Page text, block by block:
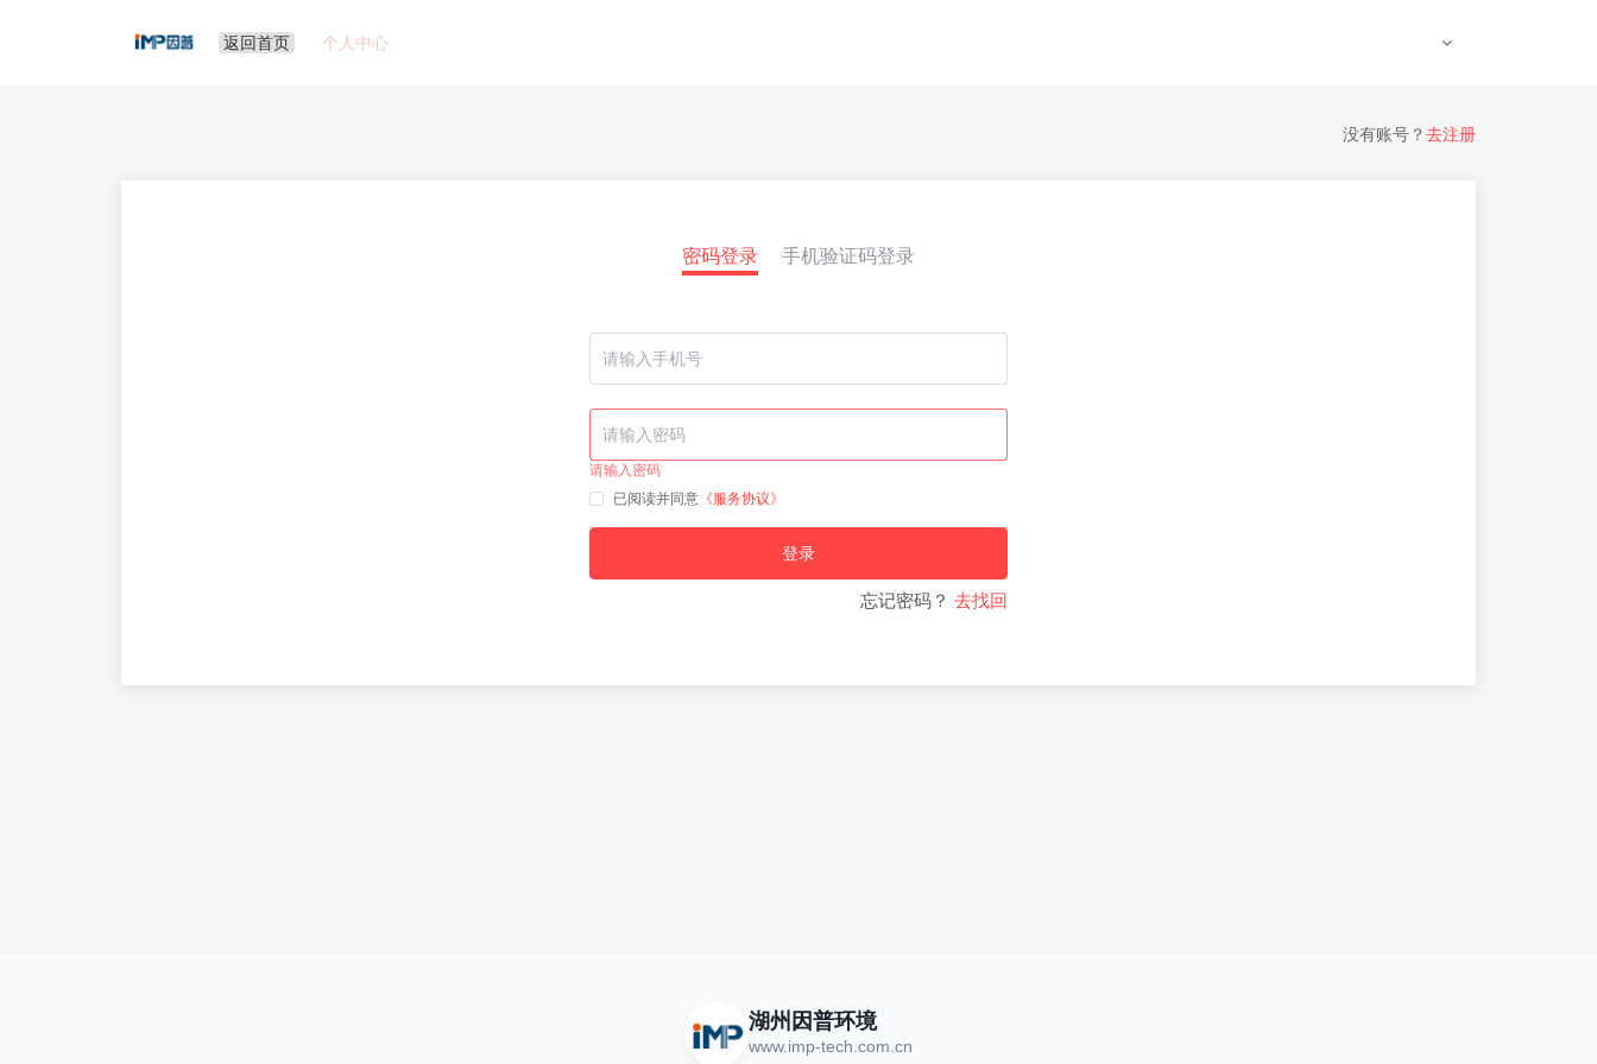
返回首页 个人中心
密码登录 手机验证码登录
请输入密码
已阅读并同意 《服务协议》
登录
忘记密码？ 去找回
没有账号？ 去注册
湖州因普环境
www.imp-tech.com.cn